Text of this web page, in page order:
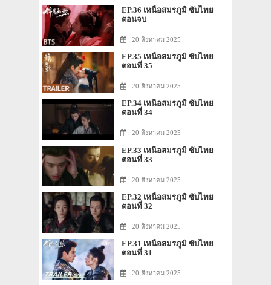
EP.36 เหนือสมรภูมิ ซับไทย
ตอนจบ
: 20 สิงหาคม 2025
EP.35 เหนือสมรภูมิ ซับไทย
ตอนที่ 35
: 20 สิงหาคม 2025
EP.34 เหนือสมรภูมิ ซับไทย
ตอนที่ 34
: 20 สิงหาคม 2025
EP.33 เหนือสมรภูมิ ซับไทย
ตอนที่ 33
: 20 สิงหาคม 2025
EP.32 เหนือสมรภูมิ ซับไทย
ตอนที่ 32
: 20 สิงหาคม 2025
EP.31 เหนือสมรภูมิ ซับไทย
ตอนที่ 31
: 20 สิงหาคม 2025